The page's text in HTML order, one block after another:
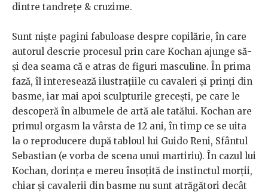
dintre tandrețe & cruzime.
Sunt niște pagini fabuloase despre copilărie, în care
autorul descrie procesul prin care Kochan ajunge să-
și dea seama că e atras de figuri masculine. În prima
fază, îl interesează ilustrațiile cu cavaleri și prinți din
basme, iar mai apoi sculpturile grecești, pe care le
descoperă în albumele de artă ale tatălui. Kochan are
primul orgasm la vârsta de 12 ani, în timp ce se uita
la o reproducere după tabloul lui Guido Reni, Sfântul
Sebastian (e vorba de scena unui martiriu). În cazul lui
Kochan, dorința e mereu însoțită de instinctul morții,
chiar și cavalerii din basme nu sunt atrăgători decât